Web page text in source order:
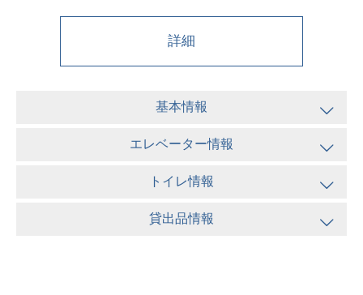
詳細
基本情報
エレベーター情報
トイレ情報
貸出品情報